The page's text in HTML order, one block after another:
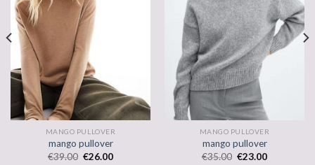
MANGO PULLOVER
mango pullover
€39.00 €26.00
MANGO PULLOVER
mango pullover
€35.00 €23.00